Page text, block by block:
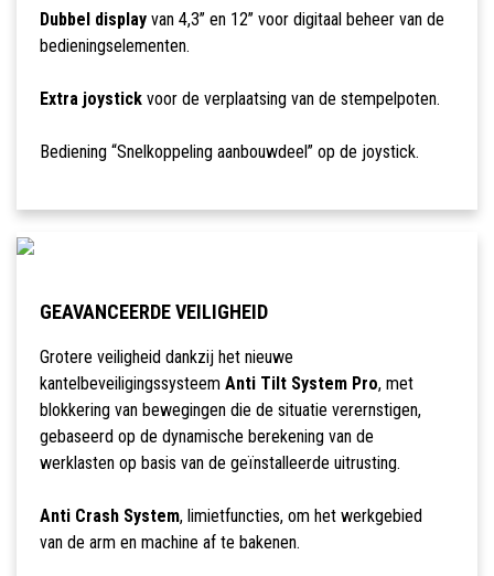
Dubbel displayvan 4,3’’ en 12’’ voor digitaal beheer van de
bedieningselementen.
Extra joystickvoor de verplaatsing van de stempelpoten.
Bediening “Snelkoppeling aanbouwdeel” op de joystick.
GEAVANCEERDE VEILIGHEID
Grotere veiligheid dankzij het nieuwe
kantelbeveiligingssysteem Anti Tilt System Pro, met
blokkering van bewegingen die de situatie verernstigen,
gebaseerd op de dynamische berekening van de
werklasten op basis van de geïnstalleerde uitrusting.
Anti Crash System, limietfuncties, om het werkgebied
van de arm en machine af te bakenen.